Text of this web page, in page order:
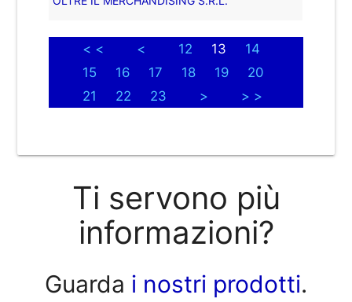
< < < 12 13
14
15
16 17 18 19
20
21
22 23 > > >
Ti servono più
informazioni?
Guarda i nostri prodotti.